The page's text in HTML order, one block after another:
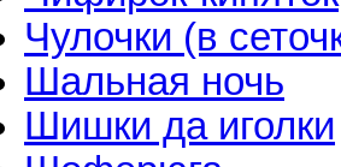
Чулочки (в
Шальная ночь
Шишки да иголки